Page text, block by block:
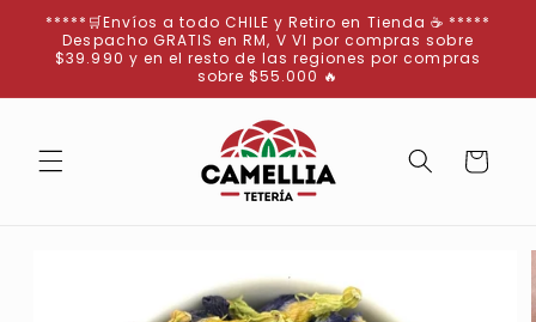
directamente
al contenido
*****🛒Envíos a todo CHILE y Retiro en Tienda ☕ *****
Despacho GRATIS en RM, V VI por compras sobre
$39.990 y en el resto de las regiones por compras
sobre $55.000 🔥
Carrito